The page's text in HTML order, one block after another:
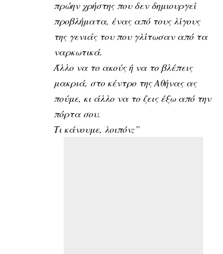
πρώην χρήστης που δεν δημιουργεί
προβλήματα, ένας από τους λίγους
της γενιάς του που γλίτωσαν από τα
ναρκωτικά.
Άλλο να το ακούς ή να το βλέπεις
μακριά, στο κέντρο της Αθήνας ας
πούμε, κι άλλο να το ζεις έξω από την
πόρτα σου.
Τι κάνουμε, λοιπόν;”